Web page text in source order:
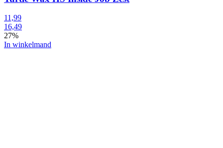
11,99
16,49
27%
In winkelmand